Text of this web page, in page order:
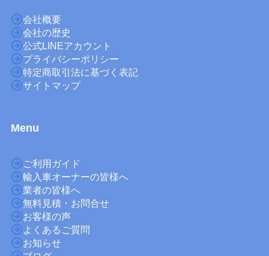
会社概要
会社の歴史
公式LINEアカウント
プライバシーポリシー
特定商取引法に基づく表記
サイトマップ
Menu
ご利用ガイド
輸入車オーナーの皆様へ
業者の皆様へ
無料見積・お問合せ
お客様の声
よくあるご質問
お知らせ